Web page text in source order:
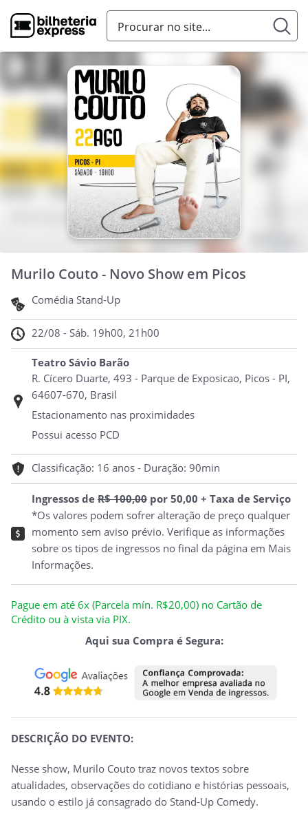
Murilo Couto - Novo Show em Picos
Comédia Stand-Up
22/08 - Sáb. 19h00, 21h00
Teatro Sávio Barão
R. Cícero Duarte, 493 - Parque de Exposicao, Picos - PI,
64607-670, Brasil
Estacionamento nas proximidades
Possui acesso PCD
Classificação: 16 anos - Duração: 90min
Ingressos de R$ 100,00 por 50,00 + Taxa de Serviço
*Os valores podem sofrer alteração de preço qualquer
momento sem aviso prévio. Verifique as informações
sobre os tipos de ingressos no final da página em Mais
Informações.
Pague em até 6x (Parcela mín. R$20,00) no Cartão de
Crédito ou à vista via PIX.
Aqui sua Compra é Segura:
DESCRIÇÃO DO EVENTO:
Nesse show, Murilo Couto traz novos textos sobre
atualidades, observações do cotidiano e histórias pessoais,
usando o estilo já consagrado do Stand-Up Comedy.